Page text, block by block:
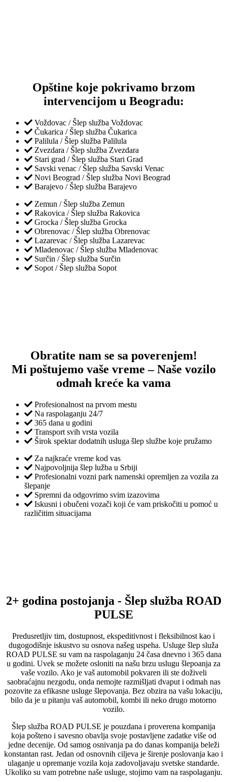
Opštine koje pokrivamo brzom
intervencijom u Beogradu:
Voždovac / Šlep služba Voždovac
Čukarica / Šlep služba Čukarica
Palilula / Šlep služba Palilula
Zvezdara / Šlep služba Zvezdara
Stari grad / Šlep služba Stari Grad
Savski venac / Šlep služba Savski Venac
Novi Beograd / Šlep služba Novi Beograd
Barajevo / Šlep služba Barajevo
Zemun / Šlep služba Zemun
Rakovica / Šlep služba Rakovica
Grocka / Šlep služba Grocka
Obrenovac / Šlep služba Obrenovac
Lazarevac / Šlep služba Lazarevac
Mladenovac / Šlep služba Mladenovac
Surčin / Šlep služba Surčin
Sopot / Šlep služba Sopot
Obratite nam se sa poverenjem!
Mi poštujemo vaše vreme – Naše vozilo
odmah kreće ka vama
Profesionalnost na prvom mestu
Na raspolaganju 24/7
365 dana u godini
Transport svih vrsta vozila
Širok spektar dodatnih usluga šlep službe koje pružamo
Za najkraće vreme kod vas
Najpovoljnija šlep lužba u Srbiji
Profesionalni vozni park namenski opremljen za vozila za
šlepanje
Spremni da odgovrimo svim izazovima
Iskusni i obučeni vozači koji će vam priskočiti u pomoć u
različitim situacijama
2+ godina postojanja - Šlep služba ROAD
PULSE
Predusretljiv tim, dostupnost, ekspeditivnost i fleksibilnost kao i
dugogodišnje iskustvo su osnova našeg uspeha. Usluge šlep služa
ROAD PULSE su vam na raspolaganju 24 časa dnevno i 365 dana
u godini. Uvek se možete osloniti na našu brzu uslugu šlepoanja za
vaše vozilo. Ako je vaš automobil pokvaren ili ste doživeli
saobraćajnu nezgodu, onda nemojte razmišljati dvaput i odmah nas
pozovite za efikasne usluge šlepovanja. Bez obzira na vašu lokaciju,
bilo da je u pitanju vaš automobil, kombi ili neko drugo motorno
vozilo.
Šlep služba ROAD PULSE je pouzdana i proverena kompanija
koja pošteno i savesno obavlja svoje postavljene zadatke više od
jedne decenije. Od samog osnivanja pa do danas kompanija beleži
konstantan rast. Jedan od osnovnih ciljeva je širenje poslovanja kao i
ulaganje u opremanje vozila koja zadovoljavaju svetske standarde.
Ukoliko su vam potrebne naše usluge, stojimo vam na raspolaganju.